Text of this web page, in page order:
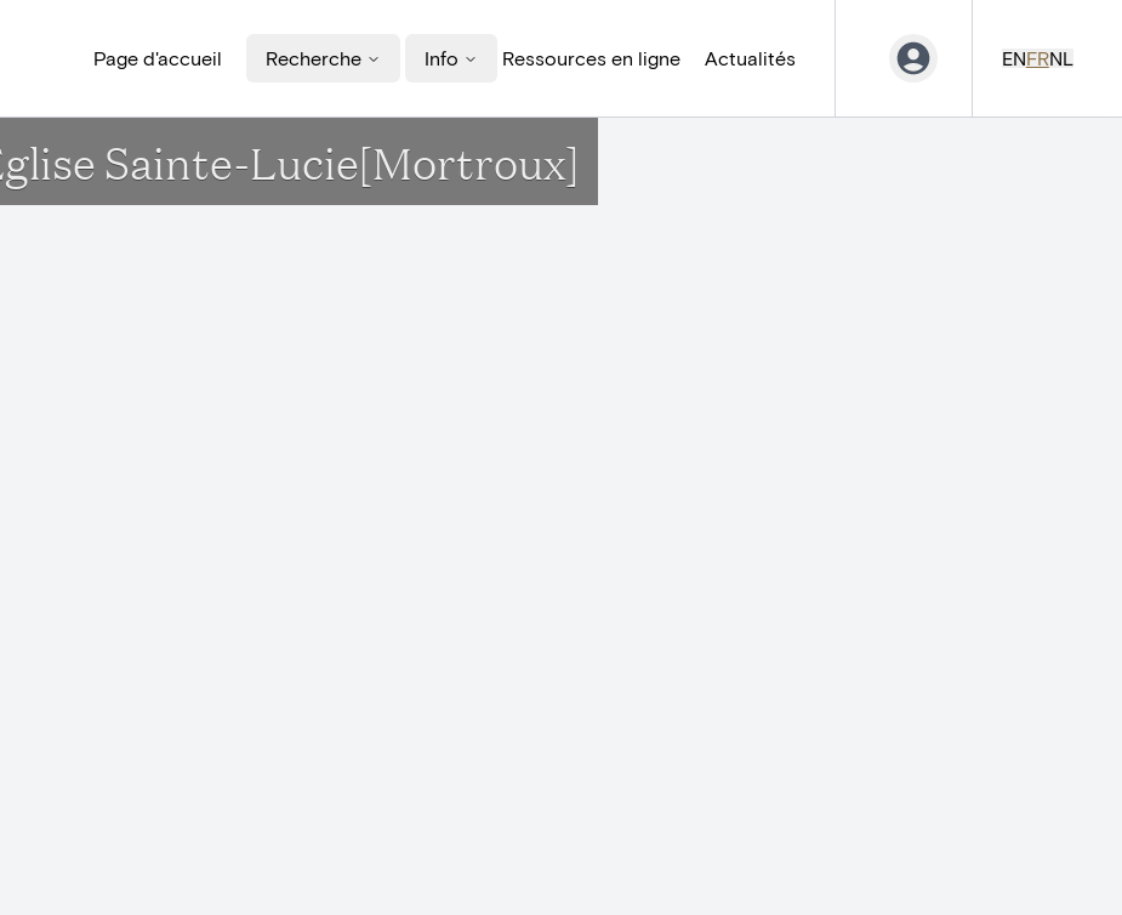
Page d'accueil Recherche Info Ressources en ligne Actualités ENFRNL
Sainte-Lucie[Mortroux]